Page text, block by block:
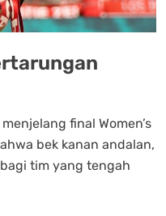
final Women’s
bek kanan andalan,
tim yang tengah